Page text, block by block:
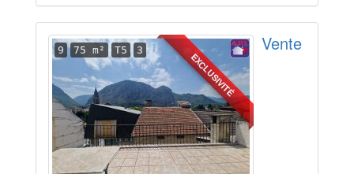
EXCLUSIVITÉ
9 75 m² T5 3 Vente